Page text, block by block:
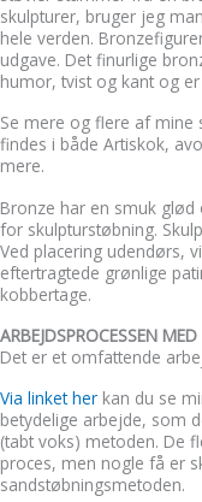
skulpturer, bruger jeg
hele verden.
udgave. Det finurlige
humor, tvist og kant og
Se mere og flere af mine
findes i både Artiskok,
mere.
Bronze har en smuk
for skulpturstøbning.
Ved placering udendørs,
eftertragtede grønlige
kobbertage.
ARBEJDSPROCESSEN
Det er et omfattende
Via linket her kan du se
betydelige arbejde, som
(tabt voks) metoden. De
proces, men nogle få er
sandstøbningsmetoden.